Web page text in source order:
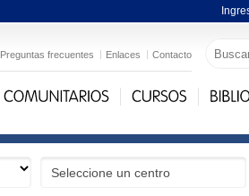
Preguntas frecuentes Enlaces Contacto